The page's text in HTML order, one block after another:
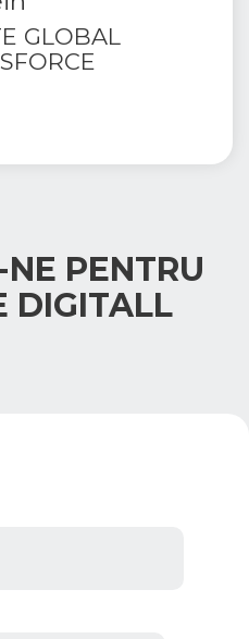
GLOBAL
PENTRU
DIGITALL